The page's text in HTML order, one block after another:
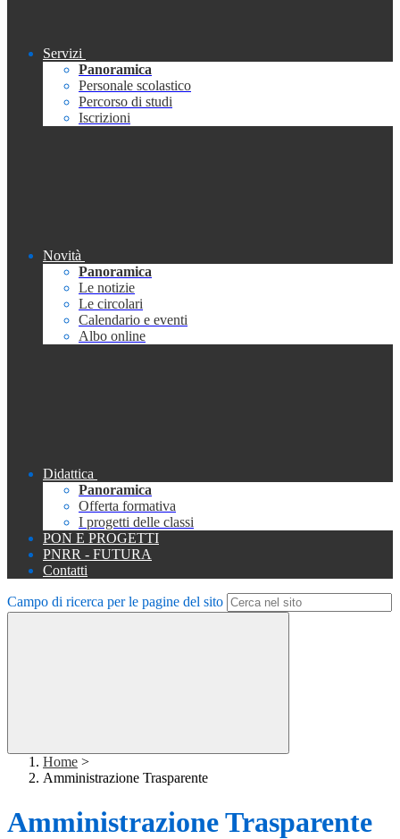
Servizi
Panoramica
Personale scolastico
Percorso di studi
Iscrizioni
Novità
Panoramica
Le notizie
Le circolari
Calendario e eventi
Albo online
Didattica
Panoramica
Offerta formativa
I progetti delle classi
PON E PROGETTI
PNRR - FUTURA
Contatti
Campo di ricerca per le pagine del sito
Home >
Amministrazione Trasparente
Amministrazione Trasparente